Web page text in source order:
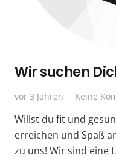
Wir suchen
vor 3 Jahren Keine
Willst du fit und
erreichen und Spaß
zu uns! Wir sind eine